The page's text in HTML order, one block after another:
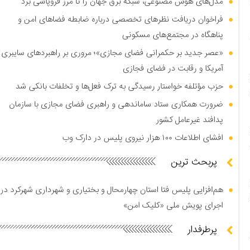
فراخوان دریافت نظر‌های تخصصی درباره ضابطه فضا‌های امن و
پناهگاه در مجتمع‌های مسکونی
«عصر جدید بر حکمرانی فضای مجازی»؛ مروری بر راهبرد‌های سایبری
آمریکا و رقابت در فضای فجازی
حزب مؤتلفه خواستار رسیدگی به ترک فعل‌ها و تخلفات بانکی شد
ضرورت همکاری ستاد ساماندهی و راهبری فضای مجازی با سازمان
پدافند غیرعامل کشور
افشای اطلاعات ۱۰۰ هزار نیروی پلیس در دارک وب
پربحث ترین
هم‌افزایی پلیس فتا استان چهارمحال و بختیاری و شهرداری شهرکرد در
اجرای پویش ملی «کلیک امن»
پرطرفدار